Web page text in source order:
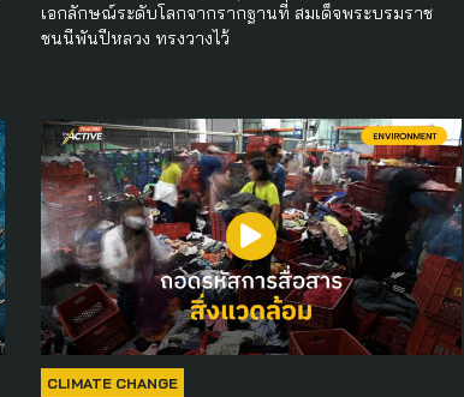
เอกลักษณ์ระดับโลกจากรากฐานที่ สมเด็จพระบรมราช
ชนนีพันปีหลวง ทรงวางไว้
CLIMATE CHANGE